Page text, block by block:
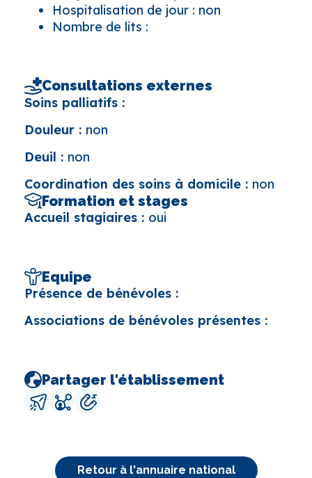
Hospitalisation de jour : non
Nombre de lits :
Consultations externes
Soins palliatifs :
Douleur : non
Deuil : non
Coordination des soins à domicile : non
Formation et stages
Accueil stagiaires : oui
Equipe
Présence de bénévoles :
Associations de bénévoles présentes :
Partager l'établissement
Retour à l'annuaire national